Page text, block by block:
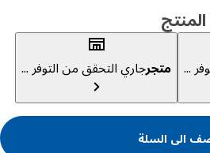
متجرجاري التحقق من التوفر ...
الى السلة